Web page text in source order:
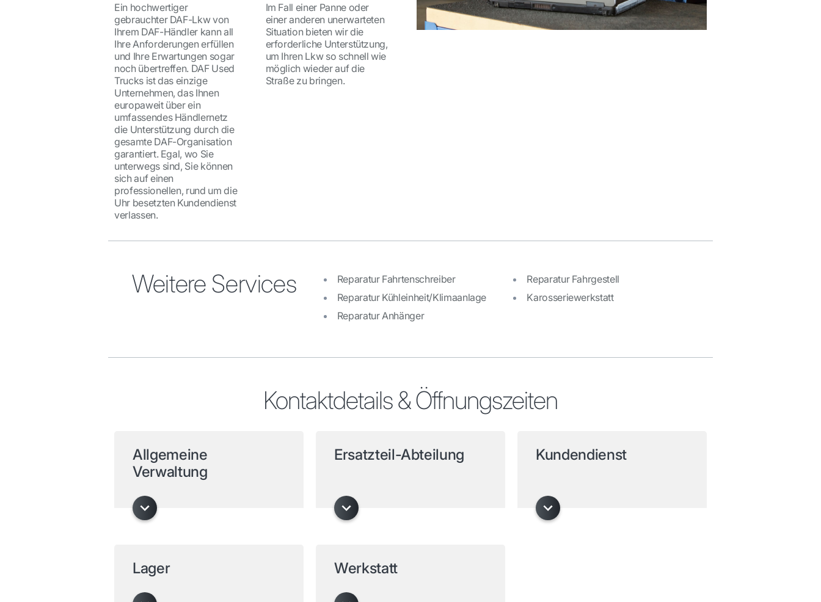
Ein hochwertiger
gebrauchter DAF-Lkw von
Ihrem DAF-Händler kann all
Ihre Anforderungen erfüllen
und Ihre Erwartungen sogar
noch übertreffen. DAF Used
Trucks ist das einzige
Unternehmen, das Ihnen
europaweit über ein
umfassendes Händlernetz
die Unterstützung durch die
gesamte DAF-Organisation
garantiert. Egal, wo Sie
unterwegs sind, Sie können
sich auf einen
professionellen, rund um die
Uhr besetzten Kundendienst
verlassen.
Im Fall einer Panne oder
einer anderen unerwarteten
Situation bieten wir die
erforderliche Unterstützung,
um Ihren Lkw so schnell wie
möglich wieder auf die
Straße zu bringen.
Weitere Services
Reparatur Fahrtenschreiber
Reparatur Kühleinheit/Klimaanlage
Reparatur Anhänger
Reparatur Fahrgestell
Karosseriewerkstatt
Kontaktdetails & Öffnungszeiten
Allgemeine
Verwaltung
Ersatzteil-Abteilung Kundendienst
Lager Werkstatt